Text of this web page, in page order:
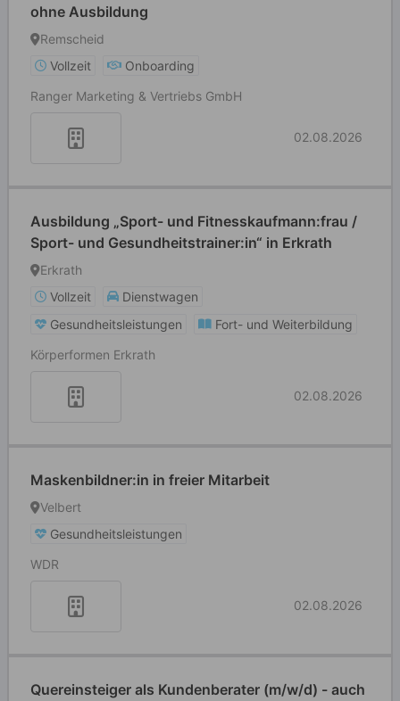
ohne Ausbildung
Remscheid
Vollzeit
Onboarding
Ranger Marketing & Vertriebs GmbH
02.08.2026
Ausbildung „Sport- und Fitnesskaufmann:frau /
Sport- und Gesundheitstrainer:in“ in Erkrath
Erkrath
Vollzeit
Dienstwagen
Gesundheitsleistungen
Fort- und Weiterbildung
Körperformen Erkrath
02.08.2026
Maskenbildner:in in freier Mitarbeit
Velbert
Gesundheitsleistungen
WDR
02.08.2026
Quereinsteiger als Kundenberater (m/w/d) - auch